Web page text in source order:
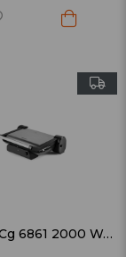
Grundig Cg 6861 2000 Watt Tost ve Izgara Makinesi